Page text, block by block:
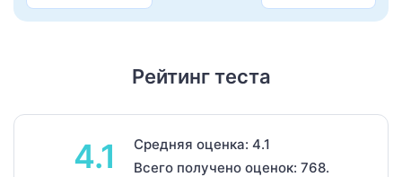
Рейтинг теста
4.1
Средняя оценка: 4.1
Всего получено оценок: 768.